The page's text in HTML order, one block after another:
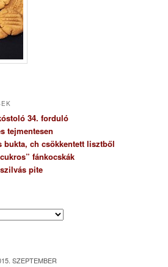
34. forduló
tejmentesen
bukta, ch csökkentett lisztből
fánkocskák
pite
SZEPTEMBER